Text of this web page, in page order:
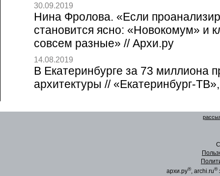
30.09.2019
Нина Фролова. «Если
становится ясно: «Новокомум» и
совсем разные» // Архи.ру
14.08.2019
В Екатеринбурге за 73 миллиона
архитектуры // «Екатеринбург-
архи.ру®, archi.ru®